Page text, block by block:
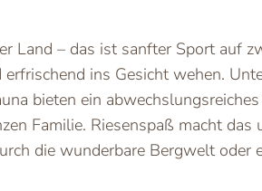
Land – das ist sanfter Sport auf
ins Gesicht wehen.
bieten ein
Familie. Riesenspaß macht
die wunderbare Bergwelt oder